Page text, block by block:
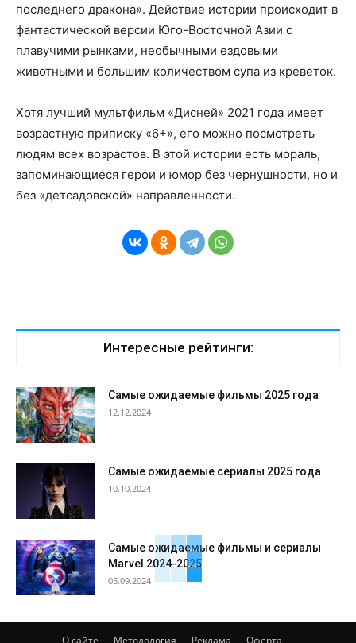
последнего дракона». Действие истории происходит в
фантастической версии Юго-Восточной Азии с
плавучими рынками, необычными ездовыми
животными и большим количеством супа из креветок.
Хотя лучший мультфильм «Дисней» 2021 года имеет
возрастную приписку «6+», его можно посмотреть
людям всех возрастов. В этой истории есть мораль,
запоминающиеся герои и юмор без чернушности, но и
без «детсадовской» направленности.
Интересные рейтинги:
Самые ожидаемые фильмы 2025 года
12.12.2024
Самые ожидаемые сериалы 2025 года
10.10.2024
Самые ожидаемые фильмы и сериалы
Marvel 2024-2025
05.09.2024
О сайте Методология Реклама Оферта